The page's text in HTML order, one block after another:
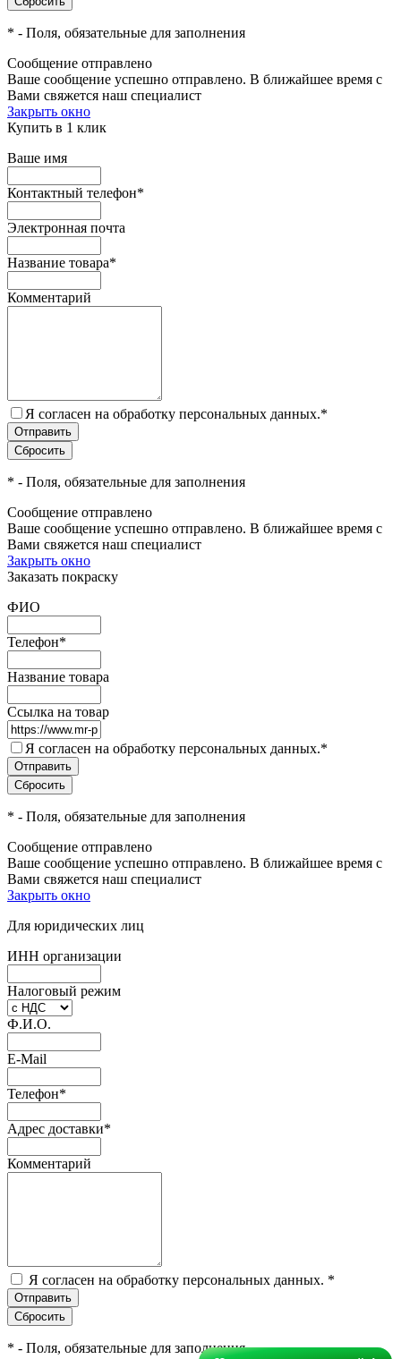
* - Поля, обязательные для заполнения
Сообщение отправлено
Ваше сообщение успешно отправлено. В ближайшее время с
Вами свяжется наш специалист
Закрыть окно
Купить в 1 клик
Ваше имя
Контактный телефон*
Электронная почта
Название товара*
Комментарий
Я согласен на обработку персональных данных.*
* - Поля, обязательные для заполнения
Сообщение отправлено
Ваше сообщение успешно отправлено. В ближайшее время с
Вами свяжется наш специалист
Закрыть окно
Заказать покраску
ФИО
Телефон*
Название товара
Ссылка на товар
Я согласен на обработку персональных данных.*
* - Поля, обязательные для заполнения
Сообщение отправлено
Ваше сообщение успешно отправлено. В ближайшее время с
Вами свяжется наш специалист
Закрыть окно
Для юридических лиц
ИНН организации
Налоговый режим
Ф.И.О.
E-Mail
Телефон*
Адрес доставки*
Комментарий
Я согласен на обработку персональных данных. *
* - Поля, обязательные для заполнения